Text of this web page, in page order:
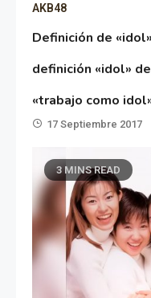
AKB48
Definición de
definición «idol»
«trabajo como
17 Septiembre 2017
3 MINS READ